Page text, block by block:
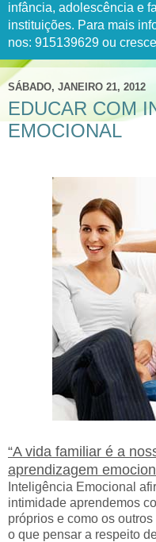
infância, adolescência e
instituições. Para mais
nos: 915139629 ou
SÁBADO, JANEIRO 21, 2012
EDUCAR COM
EMOCIONAL
“A vida familiar é a
aprendizagem
Inteligência Emocional
intimidade aprendemos
próprios e como os
o que pensar a respeito